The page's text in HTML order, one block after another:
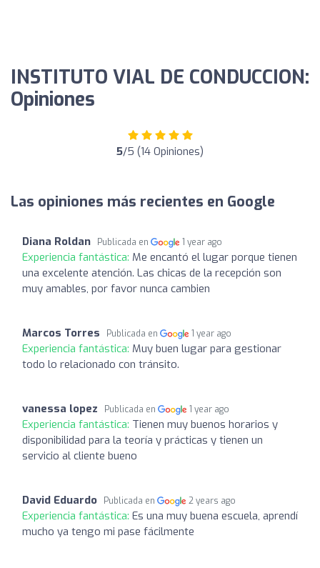
INSTITUTO VIAL DE CONDUCCION:
Opiniones
5/5 (14 Opiniones)
Las opiniones más recientes en Google
Diana Roldan Publicada en 1 year ago
Experiencia fantástica: Me encantó el lugar porque tienen
una excelente atención. Las chicas de la recepción son
muy amables, por favor nunca cambien
Marcos Torres Publicada en 1 year ago
Experiencia fantástica: Muy buen lugar para gestionar
todo lo relacionado con tránsito.
vanessa lopez Publicada en 1 year ago
Experiencia fantástica: Tienen muy buenos horarios y
disponibilidad para la teoría y prácticas y tienen un
servicio al cliente bueno
David Eduardo Publicada en 2 years ago
Experiencia fantástica: Es una muy buena escuela, aprendí
mucho ya tengo mi pase fácilmente